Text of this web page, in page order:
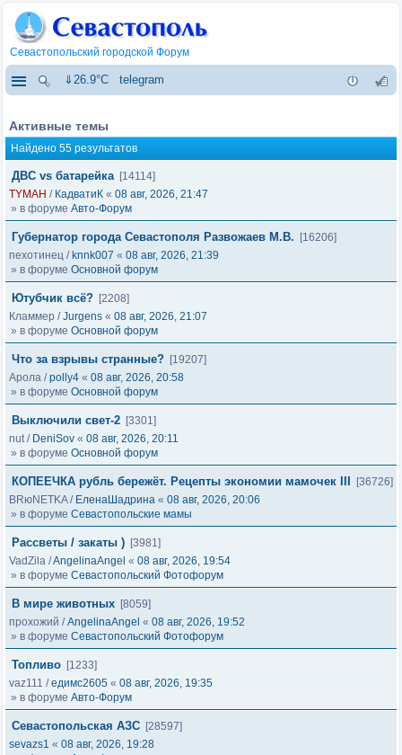
Севастопольский городской Форум
⇓26.9°C telegram
Активные темы
Найдено 55 результатов
ДВС vs батарейка [14114]
TYMAH / КадватиК « 08 авг, 2026, 21:47
» в форуме Авто-Форум
Губернатор города Севастополя Развожаев М.В.
[16206]
пехотинец / knnk007 « 08 авг, 2026, 21:39
» в форуме Основной форум
Ютубчик всё? [2208]
Кламмер /Jurgens « 08 авг, 2026, 21:07
» в форуме Основной форум
Что за взрывы странные? [19207]
Арола /polly4 « 08 авг, 2026, 20:58
» в форуме Основной форум
Выключили свет-2 [3301]
nut/ DeniSov « 08 авг, 2026, 20:11
» в форуме Основной форум
КОПЕЕЧКА рубль бережёт. Рецепты экономии мамочек III
[36726]
BRюNETKA/ ЕленаШадрина « 08 авг, 2026, 20:06
» в форуме Севастопольские мамы
Рассветы / закаты ) [3981]
VadZila /AngelinaAngel « 08 авг, 2026, 19:54
» в форуме Севастопольский Фотофорум
В мире животных [8059]
прохожий /AngelinaAngel « 08 авг, 2026, 19:52
» в форуме Севастопольский Фотофорум
Топливо [1233]
vaz111 /едимс2605 « 08 авг, 2026, 19:35
» в форуме Авто-Форум
Севастопольская АЗС [28597]
sevazs1 « 08 авг, 2026, 19:28